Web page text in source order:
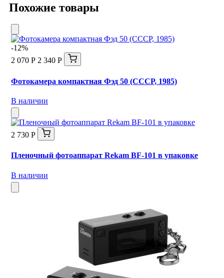
Похожие товары
-12%
2 070 Р 2 340 Р
Фотокамера компактная Фэд 50 (СССР, 1985)
В наличии
2 730 Р
Пленочный фотоаппарат Rekam BF-101 в упаковке
В наличии